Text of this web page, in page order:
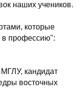
наших учеников.
которые
в профессию":
МГЛУ, кандидат
восточных